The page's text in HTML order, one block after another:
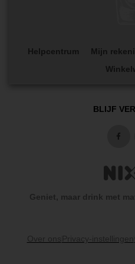
Helpcentrum Mijn
BLIJF
Geniet, maar drink met
Over ons Privacy-instellingen